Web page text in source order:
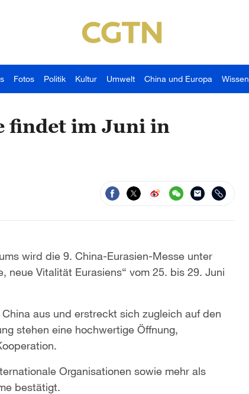
Fotos Politik Kultur Umwelt China und Europa Wissen
findet im Juni in
wird die 9. China-Eurasien-Messe unter
Vitalität Eurasiens“ vom 25. bis 29. Juni
aus und erstreckt sich zugleich auf den
stehen eine hochwertige Öffnung,
Organisationen sowie mehr als
bestätigt.